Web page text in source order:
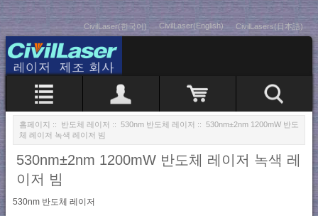
CivilLaser(한국어) CivilLaser(English) CivilLasers(日本語)
홈페이지 :: 반도체 레이저 :: 530nm 반도체 레이저 :: 530nm±2nm 1200mW 반도
체 레이저 녹색 레이저 빔
530nm±2nm 1200mW 반도체 레이저 녹색 레
이저 빔
530nm 반도체 레이저